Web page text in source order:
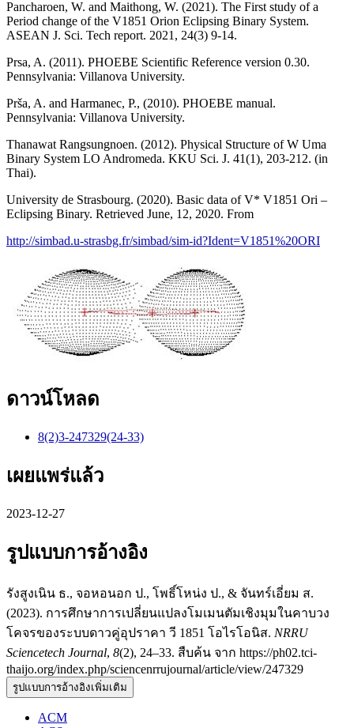
Pancharoen, W. and Maithong, W. (2021). The First study of a
Period change of the V1851 Orion Eclipsing Binary System.
ASEAN J. Sci. Tech report. 2021, 24(3) 9-14.
Prsa, A. (2011). PHOEBE Scientific Reference version 0.30.
Pennsylvania: Villanova University.
Prša, A. and Harmanec, P., (2010). PHOEBE manual.
Pennsylvania: Villanova University.
Thanawat Rangsungnoen. (2012). Physical Structure of W Uma
Binary System LO Andromeda. KKU Sci. J. 41(1), 203-212. (in
Thai).
University de Strasbourg. (2020). Basic data of V* V1851 Ori –
Eclipsing Binary. Retrieved June, 12, 2020. From
http://simbad.u-strasbg.fr/simbad/sim-id?Ident=V1851%20ORI
ดาวน์โหลด
8(2)3-247329(24-33)
เผยแพร่แล้ว
2023-12-27
รูปแบบการอ้างอิง
รังสูงเนิน ธ., จอหอนอก ป., โพธิ์โหน่ง ป., & จันทร์เอี่ยม ส.
(2023). การศึกษาการเปลี่ยนแปลงโมเมนตัมเชิงมุมในคาบวง
โคจรของระบบดาวคู่อุปราคา วี 1851 โอไรโอนิส. NRRU
Sciencetech Journal, 8(2), 24–33. สืบค้น จาก https://ph02.tci-
thaijo.org/index.php/sciencenrrujournal/article/view/247329
รูปแบบการอ้างอิงเพิ่มเติม
ACM